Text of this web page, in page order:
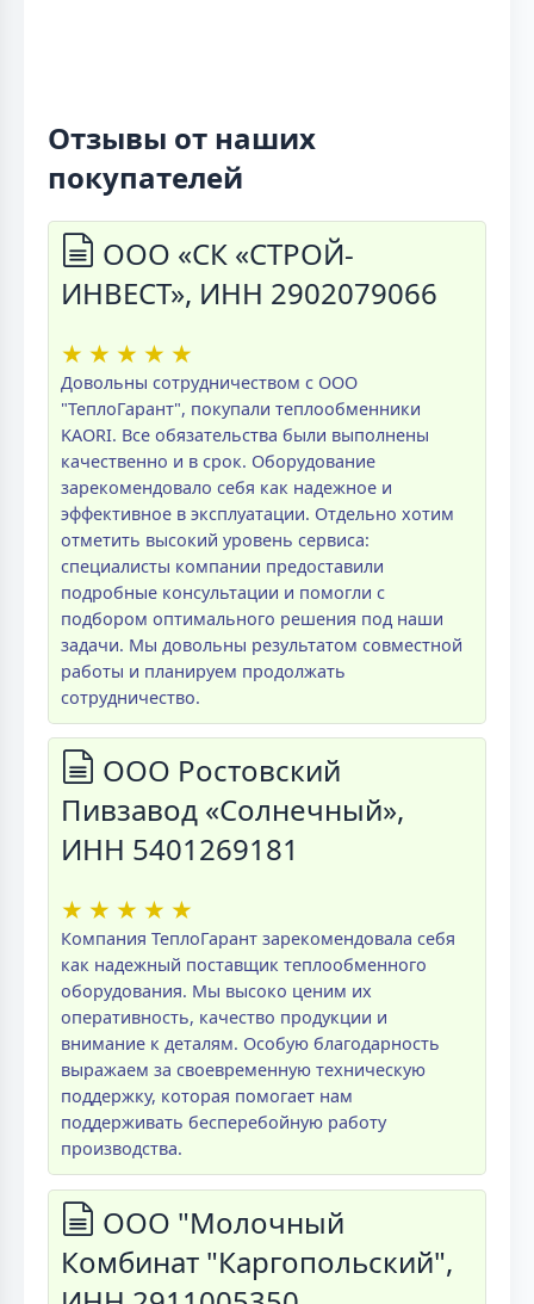
Отзывы от наших
покупателей
ООО «СК «СТРОЙ-
ИНВЕСТ», ИНН 2902079066
★ ★ ★ ★ ★
Довольны сотрудничеством с ООО
"ТеплоГарант", покупали теплообменники
KAORI. Все обязательства были выполнены
качественно и в срок. Оборудование
зарекомендовало себя как надежное и
эффективное в эксплуатации. Отдельно хотим
отметить высокий уровень сервиса:
специалисты компании предоставили
подробные консультации и помогли с
подбором оптимального решения под наши
задачи. Мы довольны результатом совместной
работы и планируем продолжать
сотрудничество.
ООО Ростовский
Пивзавод «Солнечный»,
ИНН 5401269181
★ ★ ★ ★ ★
Компания ТеплоГарант зарекомендовала себя
как надежный поставщик теплообменного
оборудования. Мы высоко ценим их
оперативность, качество продукции и
внимание к деталям. Особую благодарность
выражаем за своевременную техническую
поддержку, которая помогает нам
поддерживать бесперебойную работу
производства.
ООО "Молочный
Комбинат "Каргопольский",